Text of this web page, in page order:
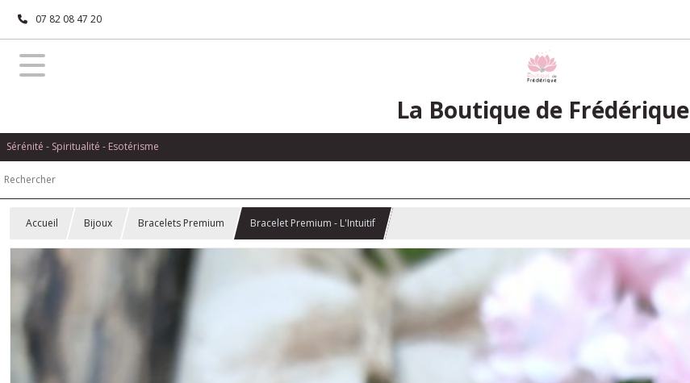
07 82 08 47 20
La Boutique de Frédérique
Sérénité - Spiritualité - Esotérisme
Accueil Bijoux Bracelets Premium Bracelet Premium - L'Intuitif